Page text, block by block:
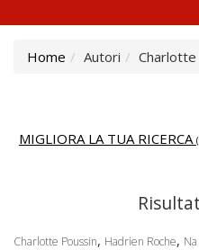
Home Autori Charlotte
MIGLIORA LA TUA RICERCA
Charlotte Poussin, Hadrien Roche,